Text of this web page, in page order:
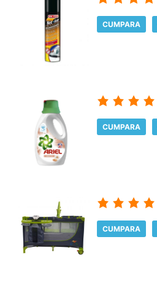
CUMPARA
CUMPARA
CUMPARA